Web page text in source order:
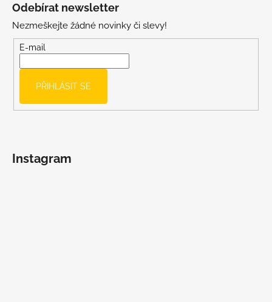
Odebírat newsletter
Nezmeškejte žádné novinky či slevy!
E-mail
PŘIHLÁSIT SE
Instagram